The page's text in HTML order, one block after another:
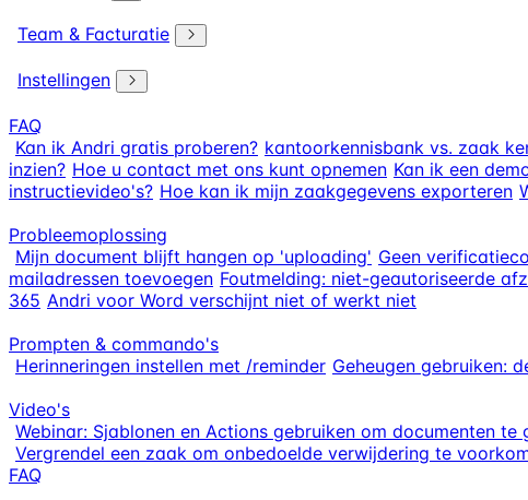
Team & Facturatie
Instellingen
FAQ
Kan ik Andri gratis proberen? kantoorkennisbank vs. zaak
inzien? Hoe u contact met ons kunt opnemen Kan ik een
instructievideo's? Hoe kan ik mijn zaakgegevens exporteren
Probleemoplossing
Mijn document blijft hangen op 'uploading' Geen
mailadressen toevoegen Foutmelding: niet-geautoriseerde
365 Andri voor Word verschijnt niet of werkt niet
Prompten & commando's
Herinneringen instellen met /reminder Geheugen gebruiken:
Video's
Webinar: Sjablonen en Actions gebruiken om documenten te
Vergrendel een zaak om onbedoelde verwijdering te
FAQ